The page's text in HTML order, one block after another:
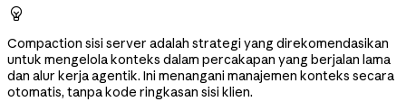

Compaction sisi server adalah strategi yang direkomendasikan
untuk mengelola konteks dalam percakapan yang berjalan lama
dan alur kerja agentik. Ini menangani manajemen konteks secara
otomatis, tanpa kode ringkasan sisi klien.